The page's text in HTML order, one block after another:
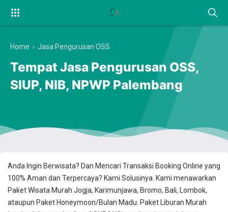
Anda Ingin Berwisata? Dan Mencari Transaksi Booking Online yang
100% Aman dan Terpercaya? Kami Solusinya. Kami menawarkan
Paket Wisata Murah Jogja, Karimunjawa, Bromo, Bali, Lombok,
ataupun Paket Honeymoon/Bulan Madu. Paket Liburan Murah
Home › Jasa Pengurusan OSS
Tempat Jasa Pengurusan OSS,
SIUP, NIB, NPWP Palembang